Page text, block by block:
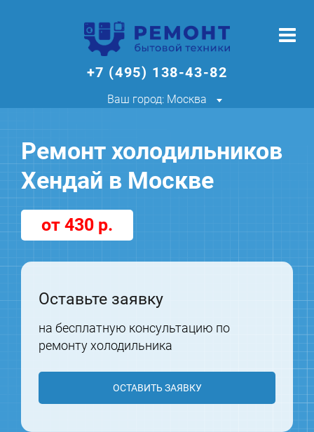
+7 (495) 138-43-82
Ваш город: Москва
Ремонт холодильников
Хендай в Москве
от 430 р.
Оставьте заявку
на бесплатную консультацию по
ремонту холодильника
ОСТАВИТЬ ЗАЯВКУ